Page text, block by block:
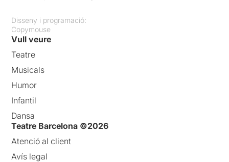
Disseny i programació:
Copymouse
Vull veure
Teatre
Musicals
Humor
Infantil
Dansa
Teatre Barcelona ©2026
Atenció al client
Avís legal